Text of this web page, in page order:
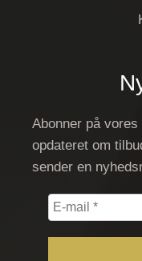
Abonner på
opdateret om
sender en
E-
mail